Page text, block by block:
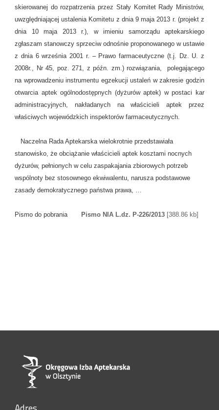
skierowanej do rozpatrzenia przez Stały Komitet Rady Ministrów,
uwzględniającej ustalenia Komitetu z dnia 9 maja 2013 r. (projekt z
dnia 10 maja 2013 r.), w imieniu samorządu aptekarskiego
zgłaszam stanowczy sprzeciw odnośnie proponowanego w ustawie
z dnia 6 września 2001 r. – Prawo farmaceutyczne (t.j. Dz. U. z
2008r., Nr 45, poz. 271, z późn. zm.) rozwiązania, polegającego
na wprowadzeniu instrumentu egzekucji ustaleń w zakresie godzin
otwarcia aptek ogólnodostępnych (dyżurów aptek) w postaci kar
administracyjnych, nakładanych na właścicieli aptek przez
właściwych wojewódzkich inspektorów farmaceutycznych.
Naczelna Rada Aptekarska wielokrotnie przedstawiała
stanowisko, że obciążanie właścicieli aptek kosztami nocnych
dyżurów, pełnionych w celu zaspakajania zbiorowych potrzeb
wspólnoty bez stosownego ekwiwalentu, narusza podstawowe
zasady demokratycznego państwa prawa, …
Pismo do pobrania Pismo NIA L.dz. P-226/2013 [388.86 kb]